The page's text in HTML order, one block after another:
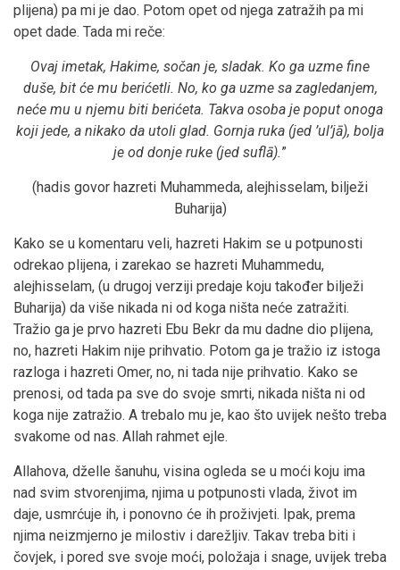
plijena) pa mi je dao. Potom opet od njega zatražih pa mi
opet dade. Tada mi reče:
Ovaj imetak, Hakime, sočan je, sladak. Ko ga uzme fine
duše, bit će mu berićetli. No, ko ga uzme sa zagledanjem,
neće mu u njemu biti berićeta. Takva osoba je poput onoga
koji jede, a nikako da utoli glad. Gornja ruka (jed ’ul’jā), bolja
je od donje ruke (jed suflā).”
(hadis govor hazreti Muhammeda, alejhisselam, bilježi
Buharija)
Kako se u komentaru veli, hazreti Hakim se u potpunosti
odrekao plijena, i zarekao se hazreti Muhammedu,
alejhisselam, (u drugoj verziji predaje koju također bilježi
Buharija) da više nikada ni od koga ništa neće zatražiti.
Tražio ga je prvo hazreti Ebu Bekr da mu dadne dio plijena,
no, hazreti Hakim nije prihvatio. Potom ga je tražio iz istoga
razloga i hazreti Omer, no, ni tada nije prihvatio. Kako se
prenosi, od tada pa sve do svoje smrti, nikada ništa ni od
koga nije zatražio. A trebalo mu je, kao što uvijek nešto treba
svakome od nas. Allah rahmet ejle.
Allahova, dželle šanuhu, visina ogleda se u moći koju ima
nad svim stvorenjima, njima u potpunosti vlada, život im
daje, usmrćuje ih, i ponovno će ih proživjeti. Ipak, prema
njima neizmjerno je milostiv i darežljiv. Takav treba biti i
čovjek, i pored sve svoje moći, položaja i snage, uvijek treba